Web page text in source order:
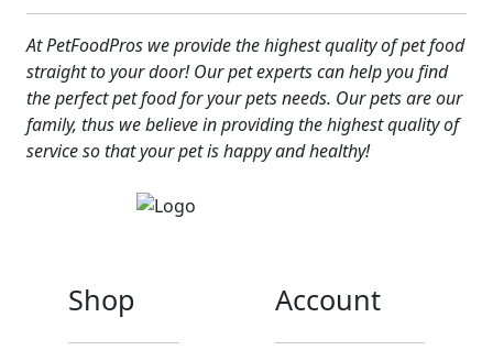
At PetFoodPros we provide the highest quality of pet food
straight to your door! Our pet experts can help you find
the perfect pet food for your pets needs. Our pets are our
family, thus we believe in providing the highest quality of
service so that your pet is happy and healthy!
Shop Account